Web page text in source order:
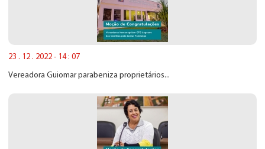
23 . 12 . 2022 - 14 : 07
Vereadora Guiomar parabeniza proprietários...